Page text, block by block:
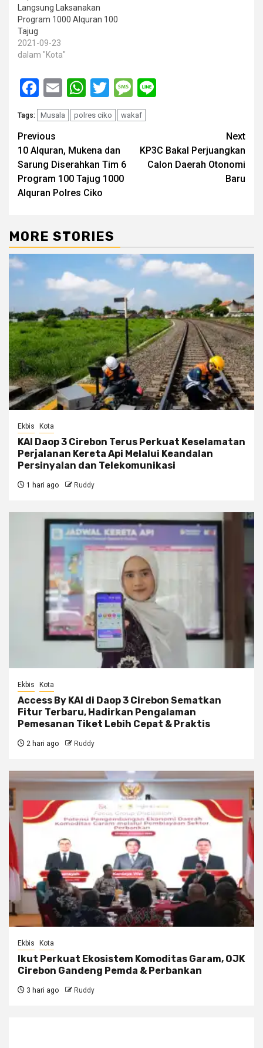
Langsung Laksanakan
Program 1000 Alquran 100
Tajug
2021-09-23
dalam "Kota"
Facebook
EmailWhatsApp
TwitterMessage
Tags: Musala polres ciko wakaf
Post
navigation
Previous
10 Alquran, Mukena dan
Sarung Diserahkan Tim 6
Program 100 Tajug 1000
Alquran Polres Ciko
Next
KP3C Bakal Perjuangkan
Calon Daerah Otonomi
Baru
MORE STORIES
Ekbis Kota
KAI Daop 3 Cirebon Terus Perkuat Keselamatan
Perjalanan Kereta Api Melalui Keandalan
Persinyalan dan Telekomunikasi
1 hari ago Ruddy
Ekbis Kota
Access By KAI di Daop 3 Cirebon Sematkan
Fitur Terbaru, Hadirkan Pengalaman
Pemesanan Tiket Lebih Cepat & Praktis
2 hari ago Ruddy
Ekbis Kota
Ikut Perkuat Ekosistem Komoditas Garam, OJK
Cirebon Gandeng Pemda & Perbankan
3 hari ago Ruddy